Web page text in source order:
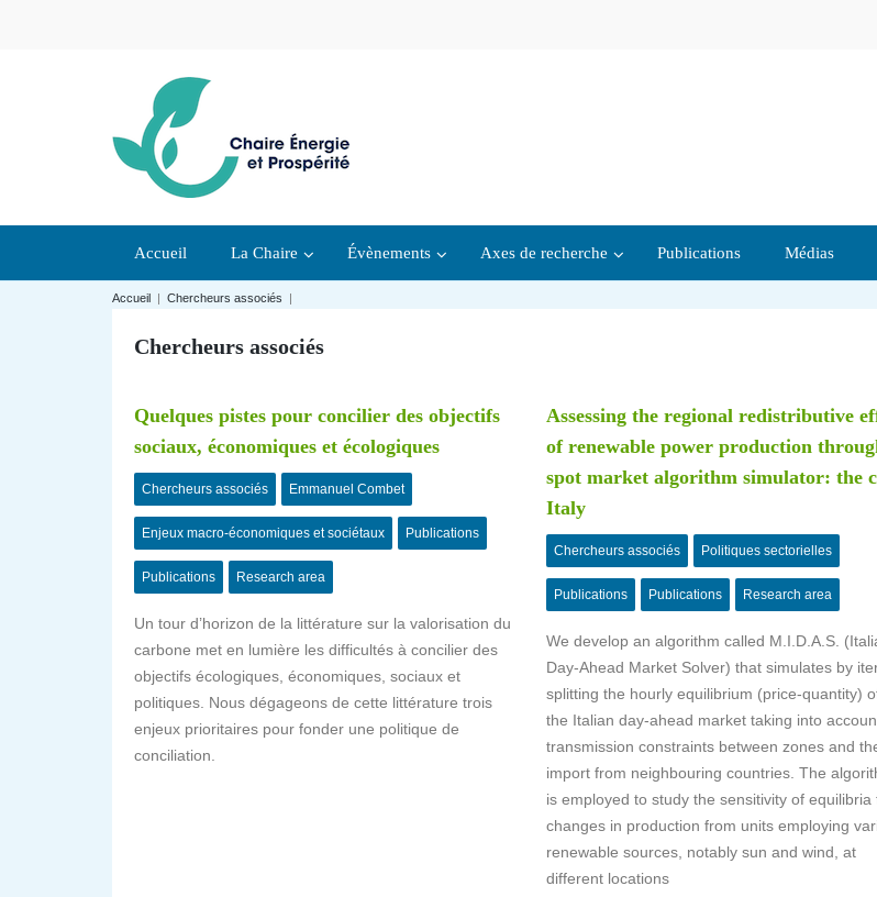
Accueil La Chaire Évènements Axes de recherche Publications Médias
Accueil | Chercheurs associés |
Chercheurs associés
Quelques pistes pour concilier des objectifs
sociaux, économiques et écologiques
Chercheurs associés Emmanuel Combet
Enjeux macro-économiques et sociétaux Publications
Publications Research area
Un tour d’horizon de la littérature sur la valorisation du
carbone met en lumière les difficultés à concilier des
objectifs écologiques, économiques, sociaux et
politiques. Nous dégageons de cette littérature trois
enjeux prioritaires pour fonder une politique de
conciliation.
Assessing the regional redistributive
of renewable power production
spot market algorithm simulator: the
Italy
Chercheurs associés Politiques sectorielles
Publications Publications Research area
We develop an algorithm called M.I.D.A.S.
Day-Ahead Market Solver) that simulates by
splitting the hourly equilibrium (price-quantity)
the Italian day-ahead market taking into
transmission constraints between zones and
import from neighbouring countries. The
is employed to study the sensitivity of equilibria
changes in production from units employing
renewable sources, notably sun and wind, at
different locations